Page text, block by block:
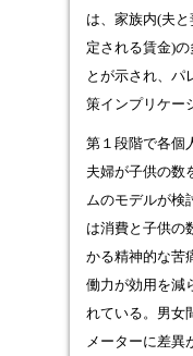
は、家族内(夫
定される賃金)
とが示され、パ
策インプリケー
第１段階で各個
夫婦が子供の数
ムのモデルが検
は消費と子供の
かる精神的な苦
働力が効用を減
れている。男女
メーターに差異